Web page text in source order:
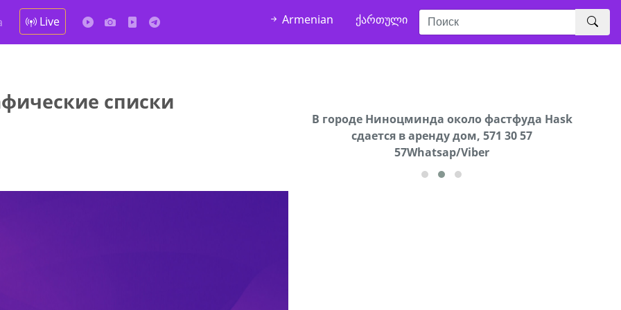
Live Armenian ქართული
списки
в
В городе Ниноцминда около фастфуда Hask
cдается в аренду дом, 571 30 57
57Whatsap/Viber
Продается машина марки Prado,571 30 57
57Whatsap/Viber